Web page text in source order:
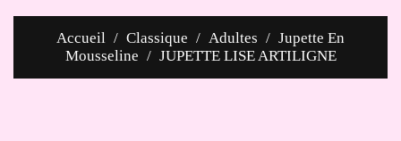
Accueil Classique Adultes
Jupette En
Mousseline
JUPETTE LISE ARTILIGNE